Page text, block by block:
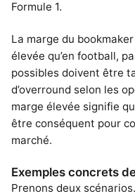
Formule 1.
La marge du
élevée qu’en football,
possibles doivent être
d’overround selon les
marge élevée signifie
être conséquent pour
marché.
Exemples concrets
Prenons deux